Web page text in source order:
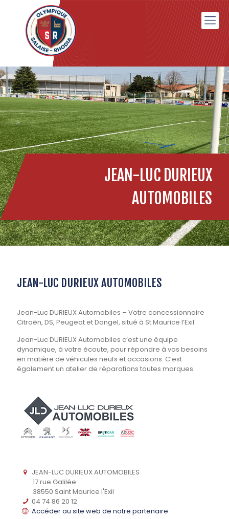
JEAN-LUC DURIEUX
AUTOMOBILES
JEAN-LUC DURIEUX AUTOMOBILES
Jean-Luc DURIEUX Automobiles – Votre concessionnaire
Citroën, DS, Peugeot et Dangel, situé à St Maurice l’Exil.
Jean-Luc DURIEUX Automobiles c’est une équipe
dynamique, à votre écoute, pour répondre à vos besoins
en matière de véhicules neufs et occasions. C’est
également un atelier de réparations toutes marques.
JEAN-LUC DURIEUX AUTOMOBILES
17 rue Galilée
38550 Saint Maurice l'Exil
04 74 86 20 12
Accéder au site web de notre partenaire